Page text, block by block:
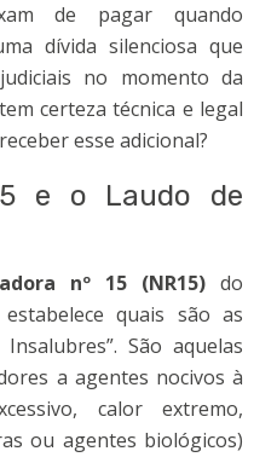
de pagar quando
dívida silenciosa que
no momento da
certeza técnica e legal
esse adicional?
e o Laudo de
nº 15 (NR15) do
quais são as
São aquelas
a agentes nocivos à
calor extremo,
ou agentes biológicos)